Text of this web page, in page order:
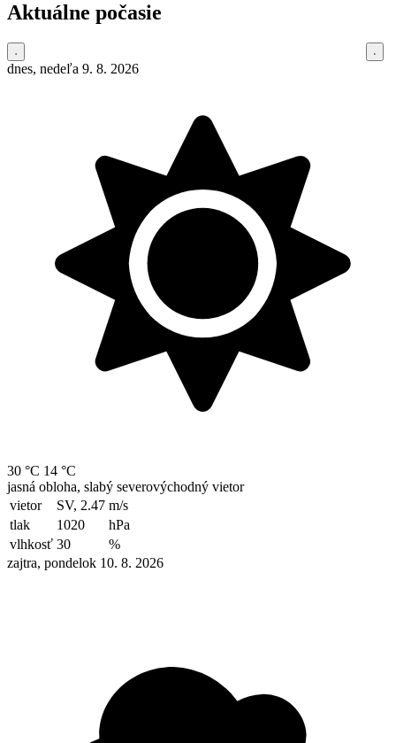
Aktuálne počasie
dnes, nedeľa 9. 8. 2026
30 °C 14 °C
jasná obloha, slabý severovýchodný vietor
vietor
SV, 2.47 m/s
tlak
1020
hPa
vlhkosť 30
%
zajtra, pondelok 10. 8. 2026